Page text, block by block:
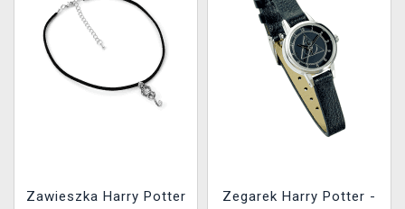
Zawieszka Harry Potter
Zegarek Harry Potter -